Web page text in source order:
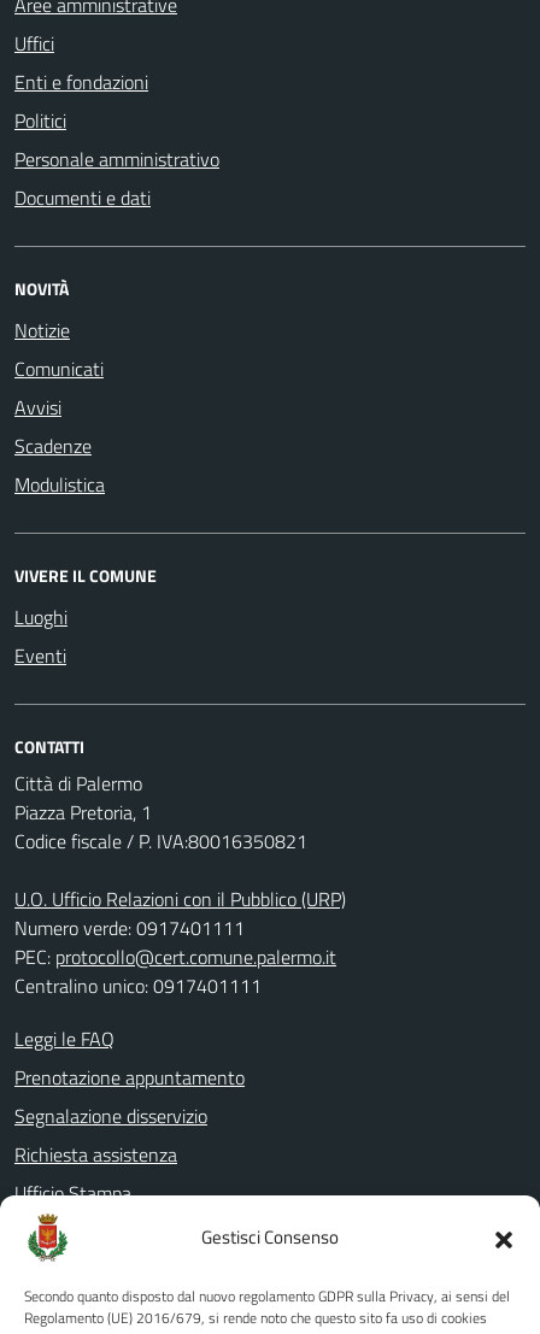
Gestisci Consenso
Secondo quanto disposto dal nuovo regolamento GDPR sulla Privacy, ai sensi del
Regolamento (UE) 2016/679, si rende noto che questo sito fa uso di cookies
Uffici
Enti e fondazioni
Politici
Personale amministrativo
Documenti e dati
NOVITÀ
Notizie
Comunicati
Avvisi
Scadenze
Modulistica
VIVERE IL COMUNE
Luoghi
Eventi
CONTATTI
Città di Palermo
Piazza Pretoria, 1
Codice fiscale / P. IVA:80016350821
U.O. Ufficio Relazioni con il Pubblico (URP)
Numero verde: 0917401111
PEC: protocollo@cert.comune.palermo.it
Centralino unico: 0917401111
Leggi le FAQ
Prenotazione appuntamento
Segnalazione disservizio
Richiesta assistenza
Ufficio Stampa
Amministrazione Trasparente
Albo pretorio
Informativa privacy